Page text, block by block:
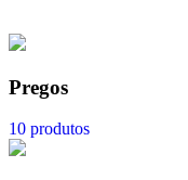
Pregos
10 produtos